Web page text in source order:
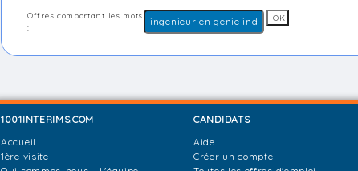
Offres comportant les mots
:
1001INTERIMS.COM
Accueil
1ère visite
CANDIDATS
Aide
Créer un compte